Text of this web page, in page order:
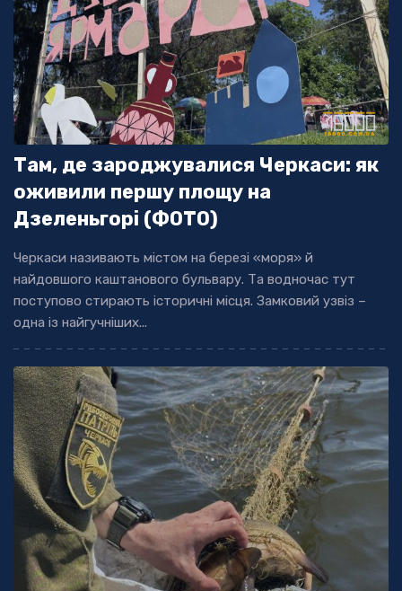
Там, де зароджувалися Черкаси: як
оживили першу площу на
Дзеленьгорі (ФОТО)
Черкаси називають містом на березі «моря» й
найдовшого каштанового бульвару. Та водночас тут
поступово стирають історичні місця. Замковий узвіз –
одна із найгучніших...